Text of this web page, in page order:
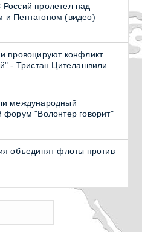
пролетел над
Пентагоном (видео)
провоцируют конфликт
- Тристан Цителашвили
международный
форум "Волонтер говорит"
объединят флоты против